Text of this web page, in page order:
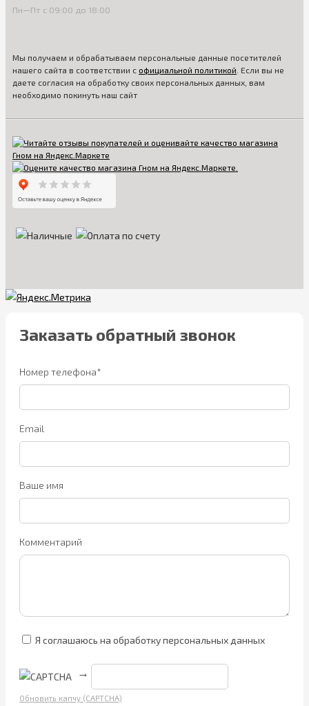
Пн—Пт с 09:00 до 18:00
Мы получаем и обрабатываем персональные данные посетителей
нашего сайта в соответствии с официальной политикой . Если вы не
даете согласия на обработку своих персональных данных, вам
необходимо покинуть наш сайт
Заказать обратный звонок
Номер телефона*
Email
Ваше имя
Комментарий
Я соглашаюсь на обработку персональных данных
→
Обновить капчу (CAPTCHA)